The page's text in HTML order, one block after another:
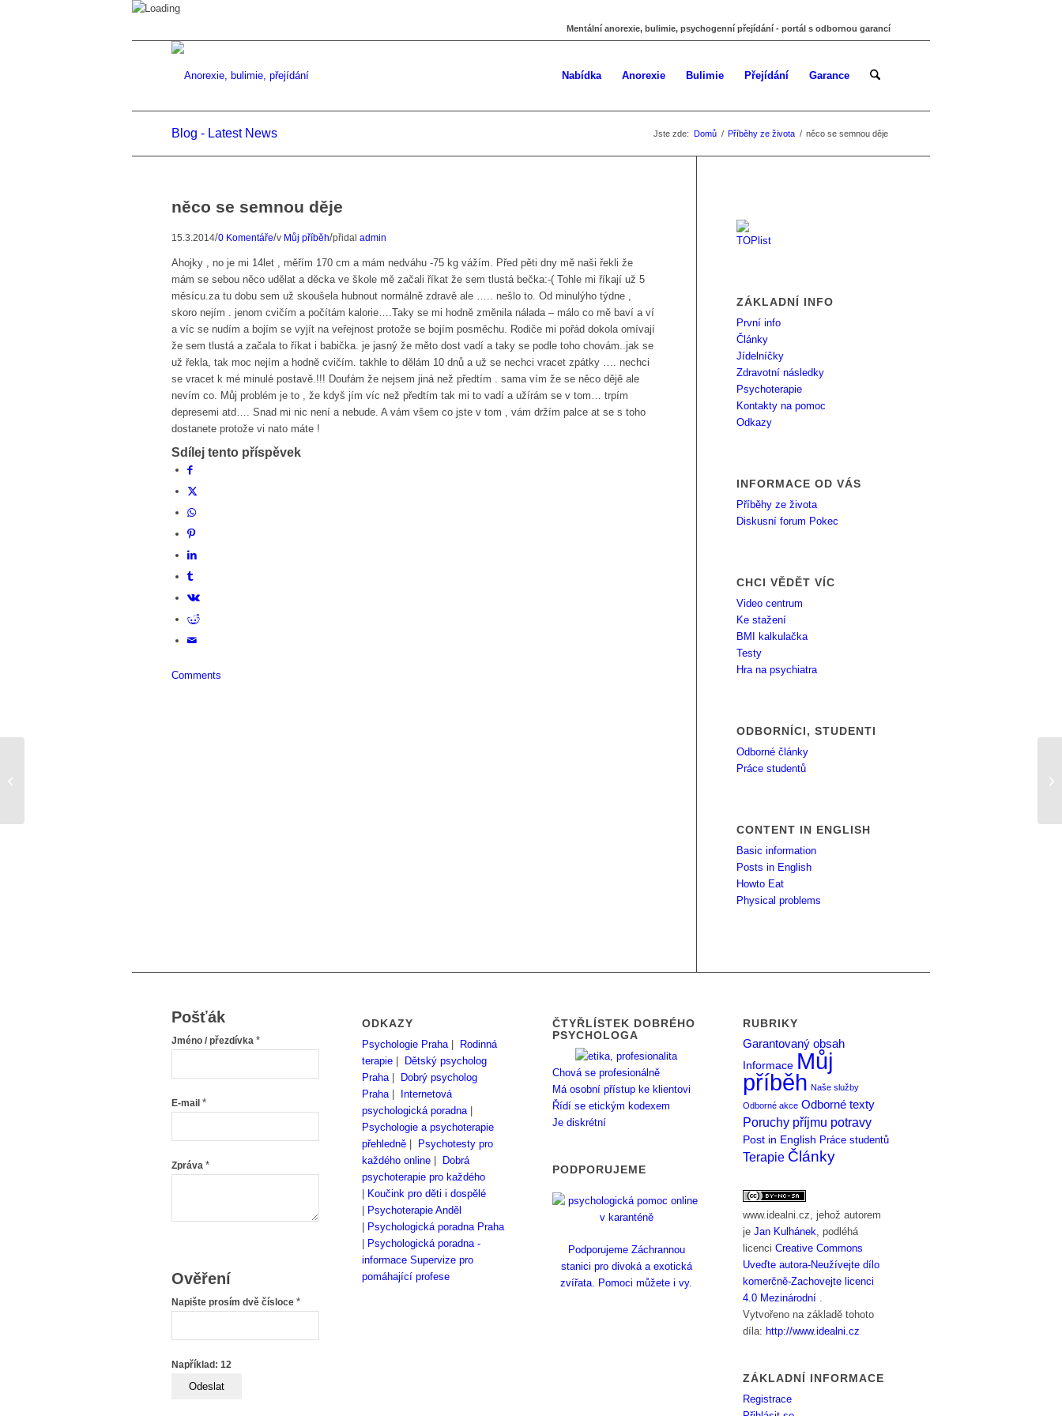
Mentální anorexie, bulimie, psychogenní přejídání - portál s odbornou garancí
Nabídka Anorexie Bulimie Přejídání Garance
Blog - Latest News Jste zde: Domů / Příběhy ze života / něco se semnou děje
něco se semnou děje
15.3.2014/0 Komentáře/v Můj příběh/přidal admin
Ahojky , no je mi 14let , měřím 170 cm a mám nedváhu -75 kg vážím. Před pěti dny mě naši řekli že
mám se sebou něco udělat a děcka ve škole mě začali říkat že sem tlustá bečka:-( Tohle mi říkají už 5
měsícu.za tu dobu sem už skoušela hubnout normálně zdravě ale ….. nešlo to. Od minulýho týdne ,
skoro nejím . jenom cvičím a počítám kalorie….Taky se mi hodně změnila nálada – málo co mě baví a ví
a víc se nudím a bojím se vyjít na veřejnost protože se bojím posměchu. Rodiče mi pořád dokola omívají
že sem tlustá a začala to říkat i babička. je jasný že měto dost vadí a taky se podle toho chovám..jak se
už řekla, tak moc nejím a hodně cvičím. takhle to dělám 10 dnů a už se nechci vracet zpátky …. nechci
se vracet k mé minulé postavě.!!! Doufám že nejsem jiná než předtím . sama vím že se něco dějě ale
nevím co. Můj problém je to , že kdyš jím víc než předtím tak mi to vadí a užírám se v tom… trpím
depresemi atd…. Snad mi nic není a nebude. A vám všem co jste v tom , vám držím palce at se s toho
dostanete protože vi nato máte !
Sdílej tento příspěvek
Comments
ZÁKLADNÍ INFO
První info
Články
Jídelníčky
Zdravotní následky
Psychoterapie
Kontakty na pomoc
Odkazy
INFORMACE OD VÁS
Příběhy ze života
Diskusní forum Pokec
CHCI VĚDĚT VÍC
Video centrum
Ke stažení
BMI kalkulačka
Testy
Hra na psychiatra
ODBORNÍCI, STUDENTI
Odborné články
Práce studentů
CONTENT IN ENGLISH
Basic information
Posts in English
Howto Eat
Physical problems
Pošťák
Jméno / přezdívka *
E-mail *
Zpráva *
Ověření
Napište prosím dvě čísloce *
Například: 12
ODKAZY
Psychologie Praha|
Rodinná
terapie
Dětský psycholog
Praha|
Dobrý psycholog
Praha|
Internetová
psychologická poradna|
Psychologie a psychoterapie
přehledně
Psychotesty pro
každého online
Dobrá
psychoterapie pro každého
Koučink pro děti i dospělé
Psychoterapie Anděl
Psychologická poradna Praha
Psychologická poradna -
informace Supervize pro
pomáhající profese
ČTYŘLÍSTEK DOBRÉHO
PSYCHOLOGA
Chová se profesionálně
Má osobní přístup ke klientovi
Řídí se etickým kodexem
Je diskrétní
PODPORUJEME
Podporujeme Záchrannou
stanici pro divoká a exotická
zvířata. Pomoci můžete i vy.
RUBRIKY
Garantovaný obsah
Informace Můj
příběh Naše služby
Odborné akce Odborné texty
Poruchy příjmu potravy
Post in English Práce studentů
Terapie Články
www.idealni.cz, jehož autorem
jeJan Kulhánek, podléhá
licenciCreative Commons
Uveďte autora-Neužívejte dílo
komerčně-Zachovejte licenci
4.0 Mezinárodní .
Vytvořeno na základě tohoto
díla: http://www.idealni.cz
ZÁKLADNÍ INFORMACE
Registrace